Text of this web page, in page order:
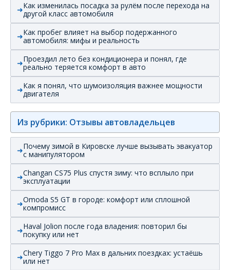
Как изменилась посадка за рулём после перехода на
другой класс автомобиля
Как пробег влияет на выбор подержанного
автомобиля: мифы и реальность
Проездил лето без кондиционера и понял, где
реально теряется комфорт в авто
Как я понял, что шумоизоляция важнее мощности
двигателя
Из рубрики: Отзывы автовладельцев
Почему зимой в Кировске лучше вызывать эвакуатор
с манипулятором
Changan CS75 Plus спустя зиму: что всплыло при
эксплуатации
Omoda S5 GT в городе: комфорт или сплошной
компромисс
Haval Jolion после года владения: повторил бы
покупку или нет
Chery Tiggo 7 Pro Max в дальних поездках: устаёшь
или нет